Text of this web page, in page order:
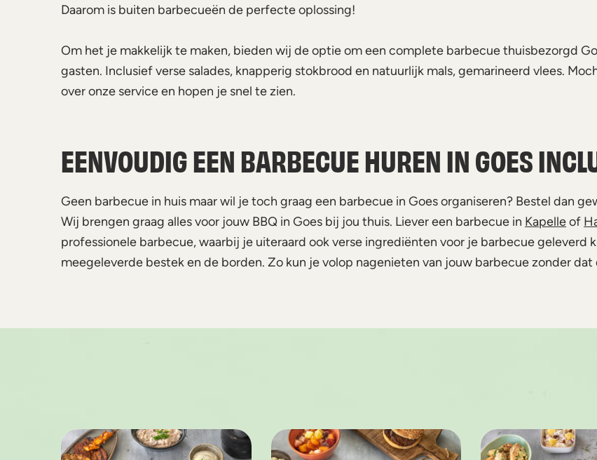
Daarom is buiten barbecueën de perfecte oplossing!
Om het je makkelijk te maken, bieden wij de optie om een complete barbecue thuisbezorgd
gasten. Inclusief verse salades, knapperig stokbrood en natuurlijk mals, gemarineerd vlees.
over onze service en hopen je snel te zien.
EENVOUDIG EEN BARBECUE HUREN IN GOES
Geen barbecue in huis maar wil je toch graag een barbecue in Goes organiseren? Bestel dan
Wij brengen graag alles voor jouw BBQ in Goes bij jou thuis. Liever een barbecue in Kapelleof
professionele barbecue, waarbij je uiteraard ook verse ingrediënten voor je barbecue geleverd
meegeleverde bestek en de borden. Zo kun je volop nagenieten van jouw barbecue zonder